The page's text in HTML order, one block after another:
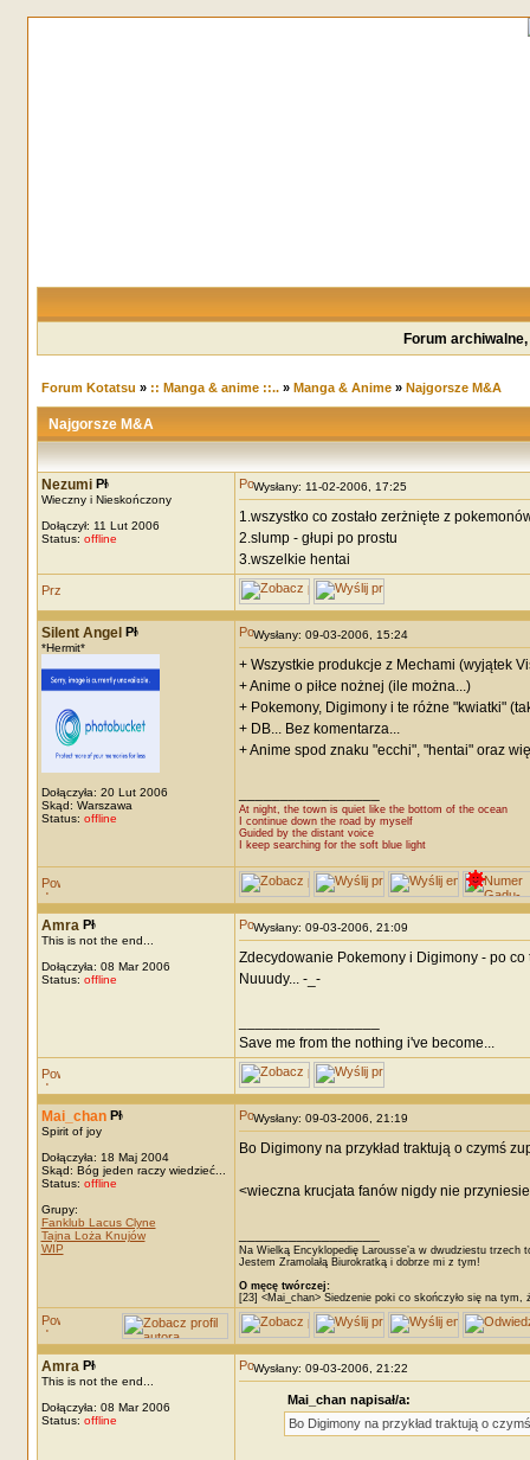
Forum
Forum Kotatsu » :: Manga & anime ::..» Manga & Anime» Najgorsze M&A
Najgorsze M&A
Nezumi
Wieczny i Nieskończony
Dołączył: 11 Lut 2006
Status: offline
Wysłany: 11-02-2006, 17:25
1.wszystko co zostało zerżnięte z
2.slump - głupi po prostu
3.wszelkie hentai
Silent Angel
*Hermit*
Dołączyła: 20 Lut 2006
Skąd: Warszawa
Status: offline
Wysłany: 09-03-2006, 15:24
+ Wszystkie produkcje z Mechami (wyjątek
+ Anime o piłce nożnej (ile można...)
+ Pokemony, Digimony i te różne "kwiatki"
+ DB... Bez komentarza...
+ Anime spod znaku "ecchi", "hentai" oraz
At night, the town is quiet like the bottom of the ocean
I continue down the road by myself
Guided by the distant voice
I keep searching for the soft blue light
Amra
This is not the end...
Dołączyła: 08 Mar 2006
Status: offline
Wysłany: 09-03-2006, 21:09
Zdecydowanie Pokemony i Digimony - po
Nuuudy... -_-
Save me from the nothing i've become...
Mai_chan
Spirit of joy
Dołączyła: 18 Maj 2004
Skąd: Bóg jeden raczy wiedzieć...
Status: offline
Grupy:
Fanklub Lacus Clyne
Tajna Loża Knujów
WIP
Wysłany: 09-03-2006, 21:19
Bo Digimony na przykład traktują o czymś
<wieczna krucjata fanów nigdy nie
Na Wielką Encyklopedię Larousse’a w dwudziestu trzech
Jestem Zramolałą Biurokratką i dobrze mi z tym!
O męcę twórczej:
[23] <Mai_chan> Siedzenie poki co skończyło się na
Amra
This is not the end...
Dołączyła: 08 Mar 2006
Status: offline
Wysłany: 09-03-2006, 21:22
Mai_chan napisał/a:
Bo Digimony na przykład traktują o